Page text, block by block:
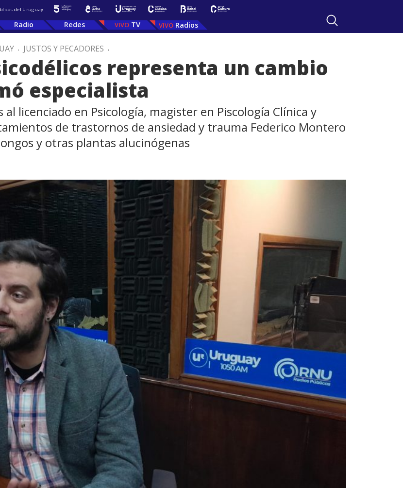
del Uruguay
Radio Redes TV Radios
. JUSTOS Y PECADORES .
representa un cambio
especialista
licenciado en Psicología, magister en Piscología Clínica y
de trastornos de ansiedad y trauma Federico Montero
y otras plantas alucinógenas